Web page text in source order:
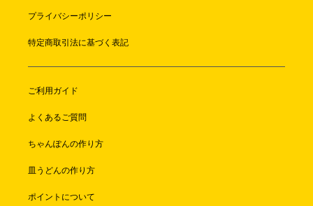
プライバシーポリシー
特定商取引法に基づく表記
ご利用ガイド
よくあるご質問
ちゃんぽんの作り方
皿うどんの作り方
ポイントについて